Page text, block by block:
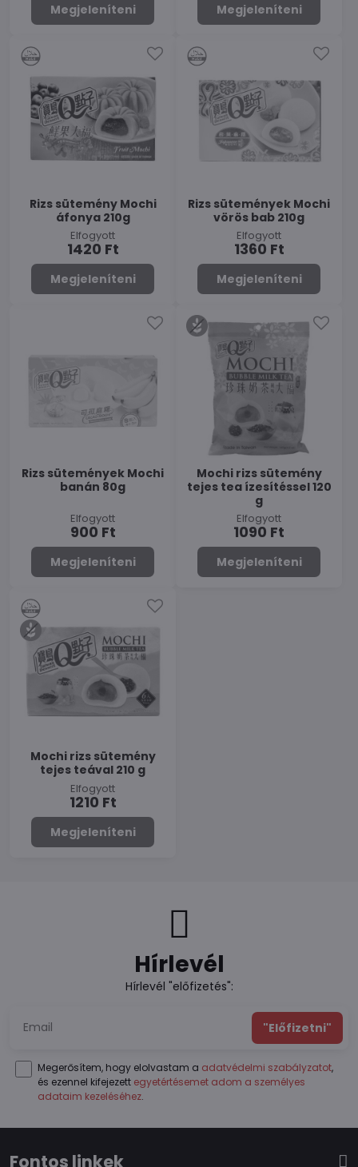
Megjeleníteni Megjeleníteni
Rizs sütemény Mochi
áfonya 210g
Elfogyott
1420 Ft
Megjeleníteni
Rizs sütemények Mochi
vörös bab 210g
Elfogyott
1360 Ft
Megjeleníteni
Rizs sütemények Mochi
banán 80g
Elfogyott
900 Ft
Megjeleníteni
Mochi rizs sütemény
tejes tea ízesítéssel 120
g
Elfogyott
1090 Ft
Megjeleníteni
Mochi rizs sütemény
tejes teával 210 g
Elfogyott
1210 Ft
Megjeleníteni
Hírlevél
Hírlevél "előfizetés":
"Előfizetni"
Megerősítem, hogy elolvastam a adatvédelmi szabályzatot,
és ezennel kifejezett egyetértésemet adom a személyes
adataim kezeléséhez.
Fontos linkek